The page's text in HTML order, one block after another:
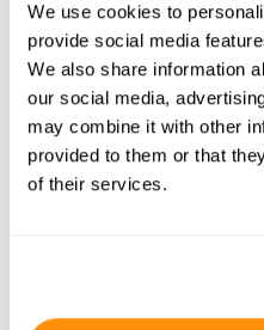
We use cookies to
provide social media
We also share information
our social media,
may combine it with other
provided to them or that
of their services.
INSTEMMING
Ik ga akkoord met het
VERSTUREN